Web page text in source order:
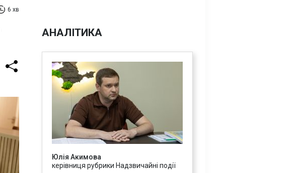
6 хв
АНАЛІТИКА
Юлія Акимова
керівниця рубрики Надзвичайні події